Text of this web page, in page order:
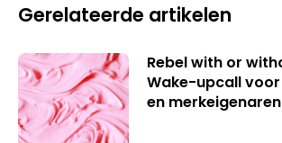
Gerelateerde artikelen
Rebel with or
Wake-upcall
en merkeigenaren